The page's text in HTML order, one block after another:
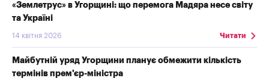
«Землетрус» в Угорщині: що перемога Мадяра несе світу
та Україні
14 квітня 2026 Читати
Майбутній уряд Угорщини планує обмежити кількість
термінів прем'єр-міністра